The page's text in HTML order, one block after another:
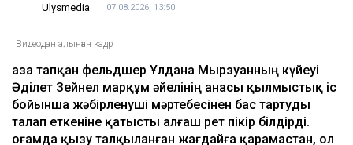
Ulysmedia 07.08.2026, 13:50